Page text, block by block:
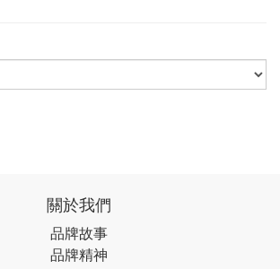
關於我們
品牌故事
品牌精神